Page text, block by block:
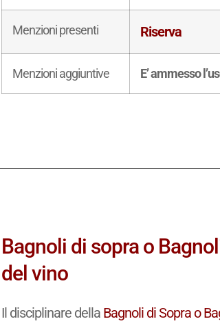
Menzioni presenti Riserva
Menzioni aggiuntive E’ ammesso
Bagnoli di sopra o
del vino
Il disciplinare della Bagnoli di Sopra o